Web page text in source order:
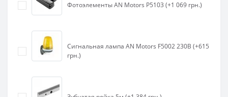
Фотоэлементы AN Motors P5103 (+1 069 грн.)
Сигнальная лампа AN Motors F5002 230В (+615
грн.)